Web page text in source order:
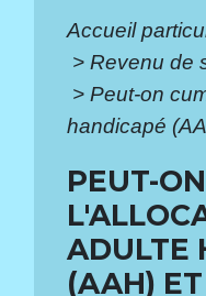
Accueil
> Revenu de
> Peut-on
handicapé
PEUT-
ADULTE
(AAH)